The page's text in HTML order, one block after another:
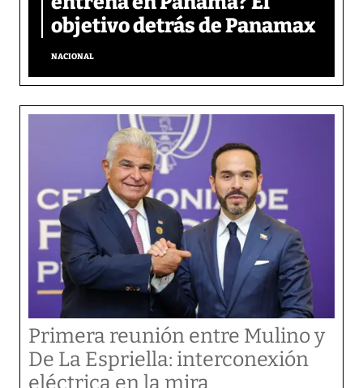
objetivo detrás de Panamax
NACIONAL
Primera reunión entre Mulino y
De La Espriella: interconexión
eléctrica en la mira